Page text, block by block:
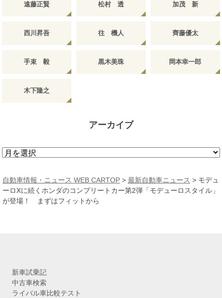
遠藤正賢 松村 透 加茂 新
西川昇吾 往 機人 齊藤優太
手束 毅 黒木美珠 岡本幸一郎
木下隆之
アーカイブ
ア
カ
イ
ブ
自動車情報・ニュース WEB CARTOP > 最新自動車ニュース > モデュ
ーロXに続くホンダのコンプリートカー第2弾「モデューロスタイル」
が登場！ まずはフィットから
新車試乗記
中古車検索
ライバル車比較テスト